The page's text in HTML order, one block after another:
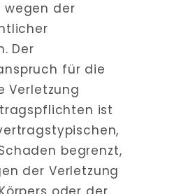
wegen der
Der
für die
Verletzung
ist
begrenzt,
der Verletzung